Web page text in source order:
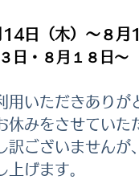
14日（木）～８月
日・８月１８日～
いただきありが
みをさせていた
ございませんが、
げます。